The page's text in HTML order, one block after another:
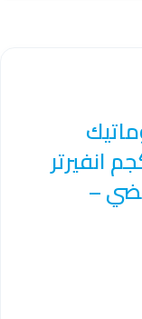
أمامي تجفيف 5 كجم انفيرتر
–